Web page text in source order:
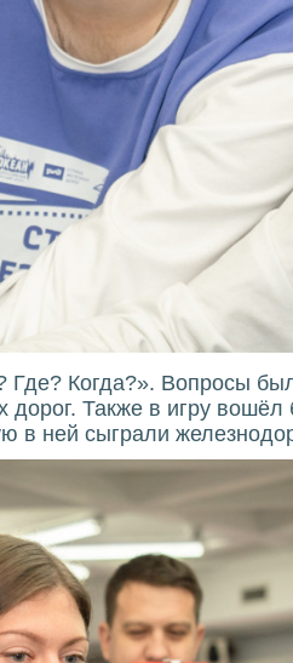
Где? Когда?». Вопросы
Также в игру
в ней сыграли